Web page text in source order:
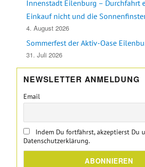
Innenstadt Eilenburg – Durchfahrt
Einkauf nicht und die
4. August 2026
Sommerfest der Aktiv-Oase
31. Juli 2026
NEWSLETTER ANMELDUNG
Email
Indem Du fortfährst, akzeptierst Du
Datenschutzerklärung.